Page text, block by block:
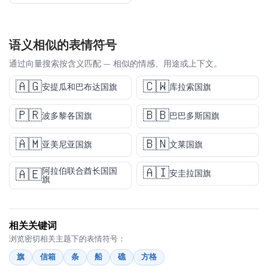
语义相似的表情符号
通过向量搜索按含义匹配 — 相似的情感、用途或上下文。
🇦🇬安提瓜和巴布达国旗 🇨🇼库拉索国旗
🇵🇷波多黎各国旗 🇧🇧巴巴多斯国旗
🇦🇲亚美尼亚国旗 🇧🇳文莱国旗
🇦🇪阿拉伯联合酋长国国
旗
🇦🇮安圭拉国旗
相关关键词
浏览密切相关主题下的表情符号：
旗
信箱 条 船 礁 方格